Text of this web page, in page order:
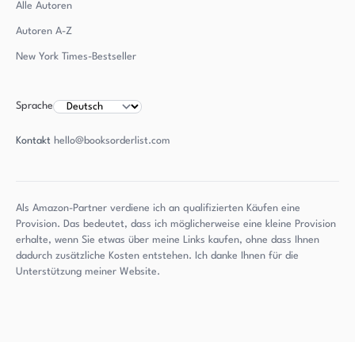
Alle Autoren
Autoren A-Z
New York Times-Bestseller
Sprache
Kontakt hello@booksorderlist.com
Als Amazon-Partner verdiene ich an qualifizierten Käufen eine
Provision. Das bedeutet, dass ich möglicherweise eine kleine Provision
erhalte, wenn Sie etwas über meine Links kaufen, ohne dass Ihnen
dadurch zusätzliche Kosten entstehen. Ich danke Ihnen für die
Unterstützung meiner Website.